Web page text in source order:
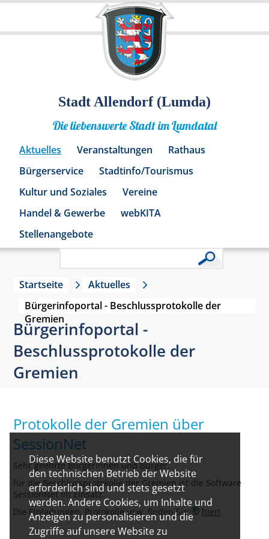
Diese Website benutzt Cookies, die für
den technischen Betrieb der Website
erforderlich sind und stets gesetzt
werden. Andere Cookies, um Inhalte und
Anzeigen zu personalisieren und die
Zugriffe auf unsere Website zu
Stadt Allendorf (Lumda)
Die liebenswerte Stadt im Lumdatal
Aktuelles Veranstaltungen
Rathaus
Bürgerservice
Stadtinfo/Tourismus
Kultur und Soziales
Vereine
Handel & Gewerbe
webKITA
Stellenangebote
Startseite
Aktuelles
Bürgerinfoportal - Beschlussprotokolle der
Gremien
Bürgerinfoportal -
Beschlussprotokolle der
Gremien
Protokolle der Gremien über
SessionNet
Sehr geehrte Bürgerinnen und Bürger,
für die Beschlussprotokolle der Gremien ist die Software
SessionNet im Einsatz.
Die Einladungen, Protokolle usw. finden Sie
hier!